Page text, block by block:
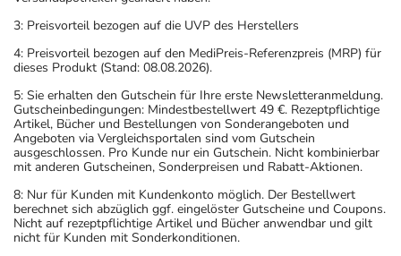
3: Preisvorteil bezogen auf die UVP des Herstellers
4: Preisvorteil bezogen auf den MediPreis-Referenzpreis (MRP) für
dieses Produkt (Stand: 08.08.2026).
5: Sie erhalten den Gutschein für Ihre erste Newsletteranmeldung.
Gutscheinbedingungen: Mindestbestellwert 49 €. Rezeptpflichtige
Artikel, Bücher und Bestellungen von Sonderangeboten und
Angeboten via Vergleichsportalen sind vom Gutschein
ausgeschlossen. Pro Kunde nur ein Gutschein. Nicht kombinierbar
mit anderen Gutscheinen, Sonderpreisen und Rabatt-Aktionen.
8: Nur für Kunden mit Kundenkonto möglich. Der Bestellwert
berechnet sich abzüglich ggf. eingelöster Gutscheine und Coupons.
Nicht auf rezeptpflichtige Artikel und Bücher anwendbar und gilt
nicht für Kunden mit Sonderkonditionen.